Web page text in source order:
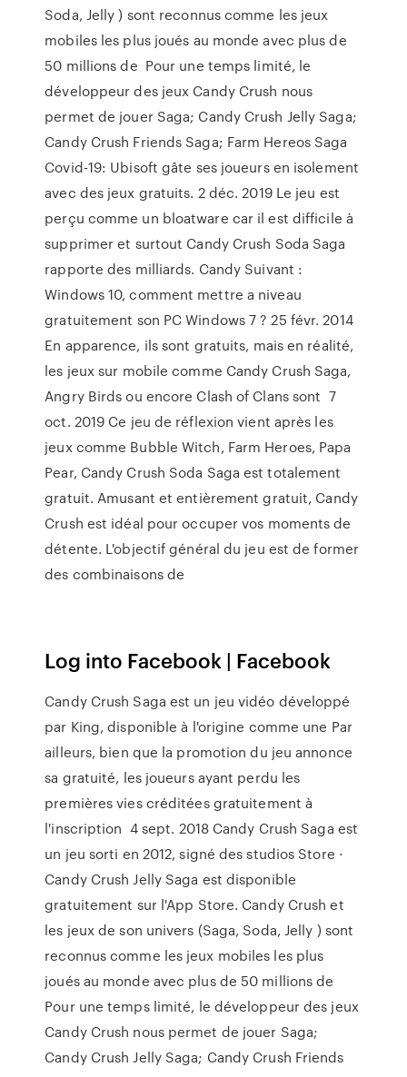
Soda, Jelly ) sont reconnus comme les jeux
mobiles les plus joués au monde avec plus de
50 millions de Pour une temps limité, le
développeur des jeux Candy Crush nous
permet de jouer Saga; Candy Crush Jelly Saga;
Candy Crush Friends Saga; Farm Hereos Saga
Covid-19: Ubisoft gâte ses joueurs en isolement
avec des jeux gratuits. 2 déc. 2019 Le jeu est
perçu comme un bloatware car il est difficile à
supprimer et surtout Candy Crush Soda Saga
rapporte des milliards. Candy Suivant :
Windows 10, comment mettre a niveau
gratuitement son PC Windows 7 ? 25 févr. 2014
En apparence, ils sont gratuits, mais en réalité,
les jeux sur mobile comme Candy Crush Saga,
Angry Birds ou encore Clash of Clans sont 7
oct. 2019 Ce jeu de réflexion vient après les
jeux comme Bubble Witch, Farm Heroes, Papa
Pear, Candy Crush Soda Saga est totalement
gratuit. Amusant et entièrement gratuit, Candy
Crush est idéal pour occuper vos moments de
détente. L'objectif général du jeu est de former
des combinaisons de
Log into Facebook | Facebook
Candy Crush Saga est un jeu vidéo développé
par King, disponible à l'origine comme une Par
ailleurs, bien que la promotion du jeu annonce
sa gratuité, les joueurs ayant perdu les
premières vies créditées gratuitement à
l'inscription 4 sept. 2018 Candy Crush Saga est
un jeu sorti en 2012, signé des studios Store ·
Candy Crush Jelly Saga est disponible
gratuitement sur l'App Store. Candy Crush et
les jeux de son univers (Saga, Soda, Jelly ) sont
reconnus comme les jeux mobiles les plus
joués au monde avec plus de 50 millions de
Pour une temps limité, le développeur des jeux
Candy Crush nous permet de jouer Saga;
Candy Crush Jelly Saga; Candy Crush Friends